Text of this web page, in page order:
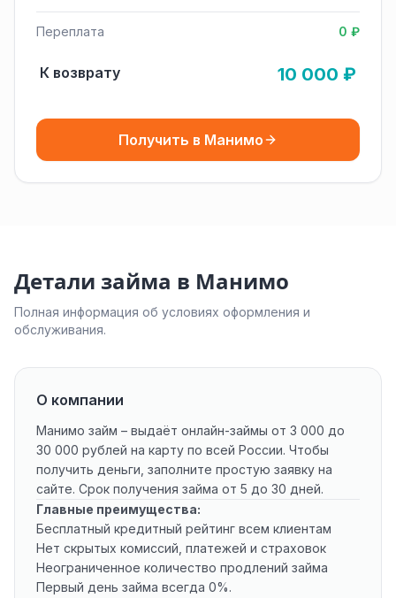
Переплата 0 ₽
К возврату 10 000 ₽
Получить в Манимо
Детали займа в Манимо
Полная информация об условиях оформления и
обслуживания.
О компании
Манимо займ – выдаёт онлайн-займы от 3 000 до
30 000 рублей на карту по всей России. Чтобы
получить деньги, заполните простую заявку на
сайте. Срок получения займа от 5 до 30 дней.
Главные преимущества:
Бесплатный кредитный рейтинг всем клиентам
Нет скрытых комиссий, платежей и страховок
Неограниченное количество продлений займа
Первый день займа всегда 0%.